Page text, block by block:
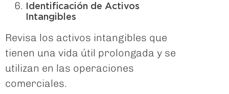
Identificación de Activos
Intangibles
Revisa los activos intangibles que
tienen una vida útil prolongada y se
utilizan en las operaciones
comerciales.